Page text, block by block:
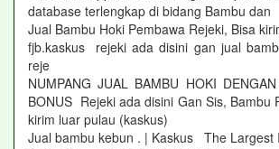
database terlengkap di bidang Bambu dan
Jual Bambu Hoki Pembawa Rejeki, Bisa
fjb.kaskus rejeki ada disini gan jual
reje
NUMPANG JUAL BAMBU HOKI
BONUS Rejeki ada disini Gan Sis, Bambu
kirim luar pulau (kaskus)
Jual bambu kebun . | Kaskus The Largest